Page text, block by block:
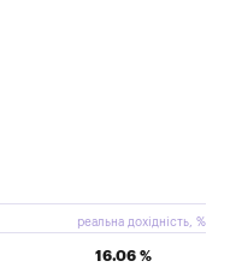
реальна дохідність, %
16.06 %